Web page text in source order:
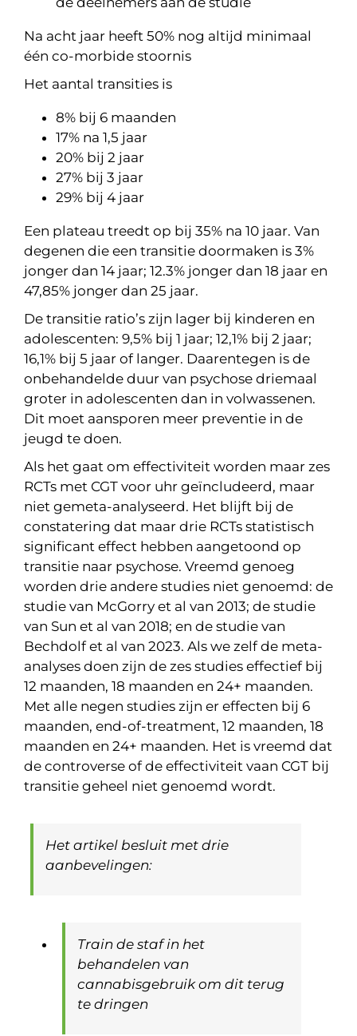
Na acht jaar heeft 50% nog altijd minimaal
één co-morbide stoornis
Het aantal transities is
8% bij 6 maanden
17% na 1,5 jaar
20% bij 2 jaar
27% bij 3 jaar
29% bij 4 jaar
Een plateau treedt op bij 35% na 10 jaar. Van
degenen die een transitie doormaken is 3%
jonger dan 14 jaar; 12.3% jonger dan 18 jaar en
47,85% jonger dan 25 jaar.
De transitie ratio’s zijn lager bij kinderen en
adolescenten: 9,5% bij 1 jaar; 12,1% bij 2 jaar;
16,1% bij 5 jaar of langer. Daarentegen is de
onbehandelde duur van psychose driemaal
groter in adolescenten dan in volwassenen.
Dit moet aansporen meer preventie in de
jeugd te doen.
Als het gaat om effectiviteit worden maar zes
RCTs met CGT voor uhr geïncludeerd, maar
niet gemeta-analyseerd. Het blijft bij de
constatering dat maar drie RCTs statistisch
significant effect hebben aangetoond op
transitie naar psychose. Vreemd genoeg
worden drie andere studies niet genoemd: de
studie van McGorry et al van 2013; de studie
van Sun et al van 2018; en de studie van
Bechdolf et al van 2023. Als we zelf de meta-
analyses doen zijn de zes studies effectief bij
12 maanden, 18 maanden en 24+ maanden.
Met alle negen studies zijn er effecten bij 6
maanden, end-of-treatment, 12 maanden, 18
maanden en 24+ maanden. Het is vreemd dat
de controverse of de effectiviteit vaan CGT bij
transitie geheel niet genoemd wordt.
Het artikel besluit met drie
aanbevelingen:
Train de staf in het
behandelen van
cannabisgebruik om dit terug
te dringen